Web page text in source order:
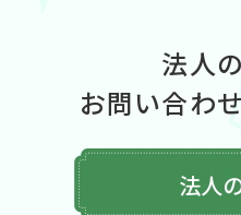
法人
お問い合わ
法人